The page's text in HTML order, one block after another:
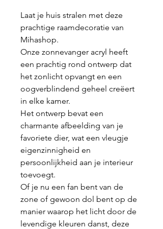
Laat je huis stralen met deze
prachtige raamdecoratie van
Mihashop.
Onze zonnevanger acryl heeft
een prachtig rond ontwerp dat
het zonlicht opvangt en een
oogverblindend geheel creëert
in elke kamer.
Het ontwerp bevat een
charmante afbeelding van je
favoriete dier, wat een vleugje
eigenzinnigheid en
persoonlijkheid aan je interieur
toevoegt.
Of je nu een fan bent van de
zone of gewoon dol bent op de
manier waarop het licht door de
levendige kleuren danst, deze